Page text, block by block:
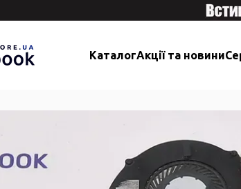
КаталогАкції та новини